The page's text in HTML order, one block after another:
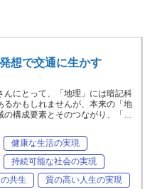
想で交通に生かす
にとって、「地理」には暗記科
るかもしれませんが、本来の「地
の構成要素とそのつながり、「…
健康な生活の実現
持続可能な社会の実現
共生
質の高い人生の実現